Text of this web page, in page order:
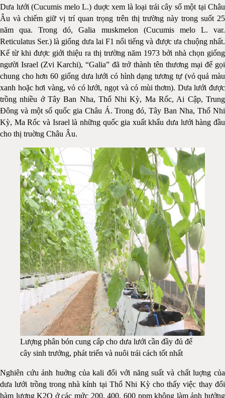
Dưa lưới (Cucumis melo L.) duợc xem là loại trái cây số một tại Châu
Âu và chiếm giữ vị trí quan trọng trên thị trường này trong suốt 25
năm qua. Trong dó, Galia muskmelon (Cucumis melo L. var.
Reticulatus Ser.) là giống dưa lai F1 nổi tiếng và được ưa chuộng nhất.
Kể từ khi được giới thiệu ra thị trường năm 1973 bởi nhà chọn giống
người Israel (Zvi Karchi), “Galia” đã trở thành tên thương mại để gọi
chung cho hơn 60 giống dưa lưới có hình dạng tương tự (vỏ quả màu
xanh hoặc hơi vàng, vỏ có lưới, ngọt và có mùi thơm). Dưa lưới được
trồng nhiều ở Tây Ban Nha, Thổ Nhi Kỳ, Ma Rốc, Ai Cập, Trung
Ðông và một số quốc gia Châu Á. Trong đó, Tây Ban Nha, Thổ Nhi
Kỳ, Ma Rốc và Israel là những quốc gia xuất khẩu dưa lưới hàng đầu
cho thị truờng Châu Âu.
Lượng phân bón cung cấp cho dưa lưới cần đầy đủ để
cây sinh trưởng, phát triển và nuôi trái cách tốt nhất
Nghiên cứu ảnh huởng của kali đối với năng suất và chất luợng của
dưa lưới trồng trong nhà kính tại Thổ Nhi Kỳ cho thấy việc thay đổi
hàm lượng K2O ở các mức 200, 400, 600 ppm không làm ảnh hưởng